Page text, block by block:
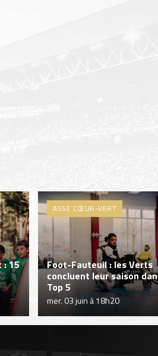
: 15
ASSE CŒUR-VERT
Foot-Fauteuil : les Verts
concluent leur saison
Top 5
mer. 03 juin à 18h20